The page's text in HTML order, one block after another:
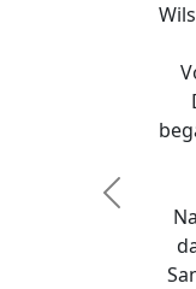
Previous